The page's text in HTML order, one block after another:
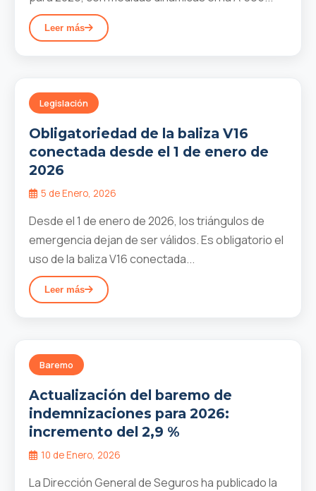
Leer más
Legislación
Obligatoriedad de la baliza V16
conectada desde el 1 de enero de
2026
5 de Enero, 2026
Desde el 1 de enero de 2026, los triángulos de
emergencia dejan de ser válidos. Es obligatorio el
uso de la baliza V16 conectada...
Leer más
Baremo
Actualización del baremo de
indemnizaciones para 2026:
incremento del 2,9 %
10 de Enero, 2026
La Dirección General de Seguros ha publicado la